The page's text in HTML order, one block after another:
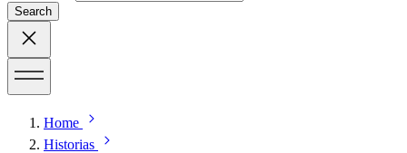
Search
Home
Historias